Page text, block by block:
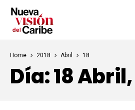
Home 2018 Abril 18
Día:18 Abril,